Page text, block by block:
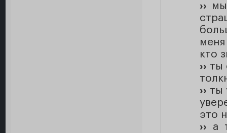
››
кто
›› ты
›› ты
это
›› а